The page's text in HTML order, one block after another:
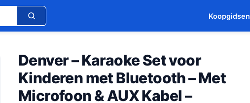
Koopgidsen
Denver – Karaoke Set voor
Kinderen met Bluetooth – Met
Microfoon & AUX Kabel –